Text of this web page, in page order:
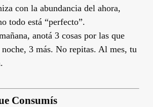
con la abundancia del ahora,
todo está “perfecto”.
anotá 3 cosas por las que
noche, 3 más. No repitas. Al mes, tu
Consumís